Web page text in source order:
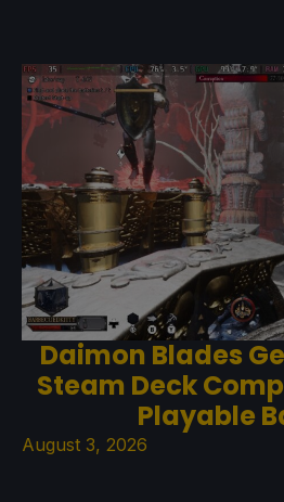
Daimon Blades
Steam Deck
Playable
August 3, 2026